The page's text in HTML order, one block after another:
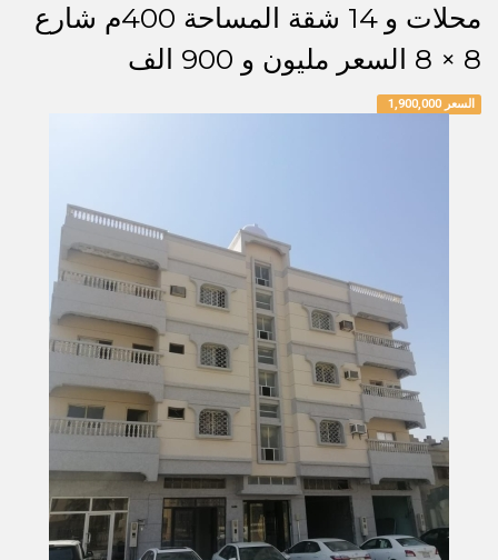
محلات و 14 شقة المساحة 400م شارع
8 × 8 السعر مليون و 900 الف
السعر 1,900,000